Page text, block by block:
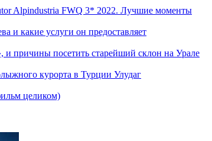
Alpindustria FWQ 3* 2022. Лучшие моменты
и какие услуги он предоставляет
причины посетить старейший склон на Урале
курорта в Турции Улудаг
целиком)